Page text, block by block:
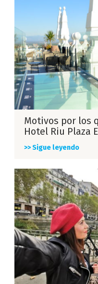
Motivos por los
Hotel Riu Plaza
>> Sigue leyendo